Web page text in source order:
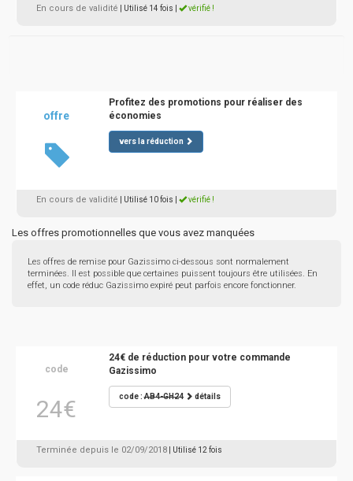
En cours de validité | Utilisé 14 fois vérifié !
offre
Profitez des promotions pour réaliser des
économies
vers la réduction
En cours de validité | Utilisé 10 fois vérifié !
Les offres promotionnelles que vous avez manquées
Les offres de remise pour Gazissimo ci-dessous sont normalement
terminées. Il est possible que certaines puissent toujours être utilisées. En
effet, un code réduc Gazissimo expiré peut parfois encore fonctionner.
code
24€
24€ de réduction pour votre commande
Gazissimo
code :AB4-GH24 détails
Terminée depuis le 02/09/2018 | Utilisé 12 fois